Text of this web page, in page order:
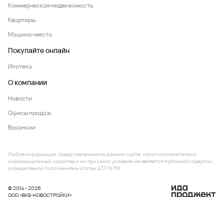
Коммерческая недвижимость
Квартиры
Машино-места
Покупайте онлайн
Ипотека
О компании
Новости
Офисы продаж
Вакансии
© 2014 - 2026
ООО «ВКБ-НОВОСТРОЙКИ»
Любая информация, представленная на данном сайте, носит исключительно
информационный характер и ни при каких условиях не является публичной офертой,
определяемой положениями статьи 437 ГК РФ.